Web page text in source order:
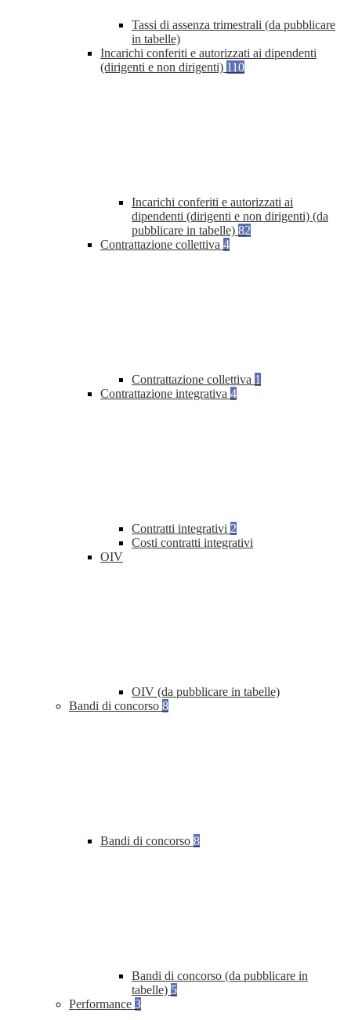
Tassi di assenza trimestrali (da pubblicare
in tabelle)
Incarichi conferiti e autorizzati ai dipendenti
(dirigenti e non dirigenti) 110
Incarichi conferiti e autorizzati ai
dipendenti (dirigenti e non dirigenti) (da
pubblicare in tabelle) 82
Contrattazione collettiva 4
Contrattazione collettiva 1
Contrattazione integrativa 4
Contratti integrativi 2
Costi contratti integrativi
OIV
OIV (da pubblicare in tabelle)
Bandi di concorso 8
Bandi di concorso 8
Bandi di concorso (da pubblicare in
tabelle) 5
Performance 3